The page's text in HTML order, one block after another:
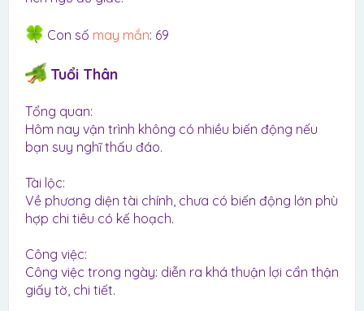
Con số may mắn: 69
Tuổi Thân
Tổng quan:
Hôm nay vận trình không có nhiều biến động nếu
bạn suy nghĩ thấu đáo.
Tài lộc:
Về phương diện tài chính, chưa có biến động lớn phù
hợp chi tiêu có kế hoạch.
Công việc:
Công việc trong ngày: diễn ra khá thuận lợi cẩn thận
giấy tờ, chi tiết.